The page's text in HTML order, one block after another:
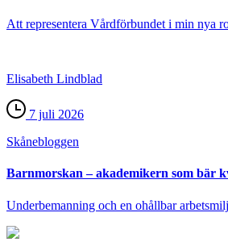
Att representera Vårdförbundet i min nya
Elisabeth Lindblad
7 juli 2026
Skåne­bloggen
Barnmorskan – akademikern som bär
Underbemanning och en ohållbar